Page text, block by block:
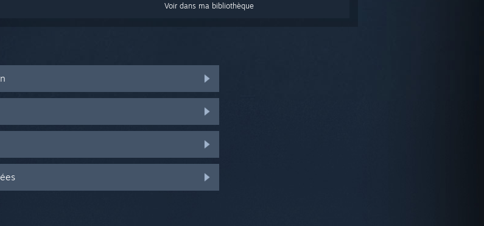
Voir dans ma bibliothèque